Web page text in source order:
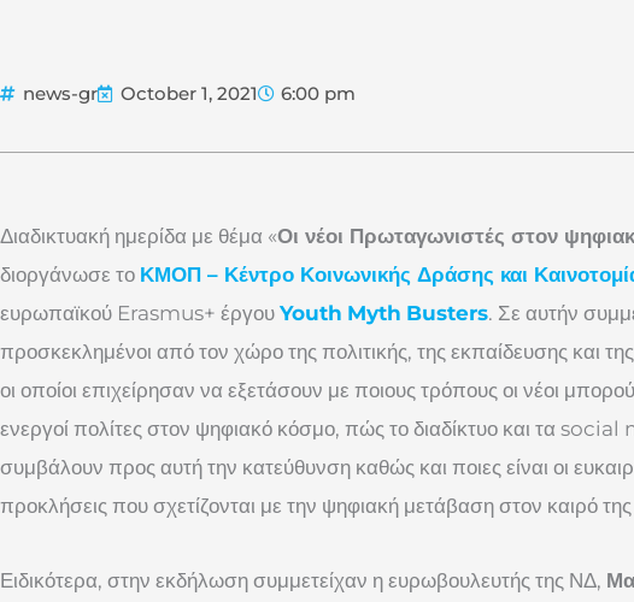
news-gr October 1, 2021 6:00 pm
Διαδικτυακή ημερίδα με θέμα «Οι νέοι Πρωταγωνιστές στον
διοργάνωσε το ΚΜΟΠ – Κέντρο Κοινωνικής Δράσης και
ευρωπαϊκού Erasmus+ έργου Youth Myth Busters. Σε αυτήν
προσκεκλημένοι από τον χώρο της πολιτικής, της εκπαίδευσης και
οι οποίοι επιχείρησαν να εξετάσουν με ποιους τρόπους οι νέοι
ενεργοί πολίτες στον ψηφιακό κόσμο, πώς το διαδίκτυο και τα
συμβάλουν προς αυτή την κατεύθυνση καθώς και ποιες είναι οι
προκλήσεις που σχετίζονται με την ψηφιακή μετάβαση στον καιρό
Ειδικότερα, στην εκδήλωση συμμετείχαν η ευρωβουλευτής της ΝΔ,